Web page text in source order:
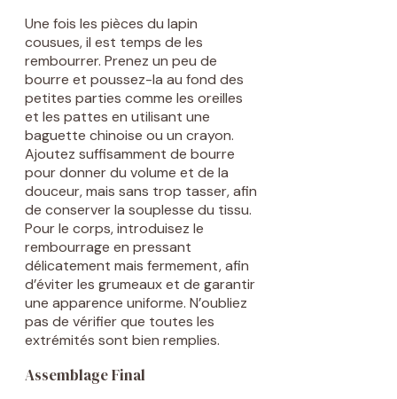
Une fois les pièces du lapin
cousues, il est temps de les
rembourrer. Prenez un peu de
bourre et poussez-la au fond des
petites parties comme les oreilles
et les pattes en utilisant une
baguette chinoise ou un crayon.
Ajoutez suffisamment de bourre
pour donner du volume et de la
douceur, mais sans trop tasser, afin
de conserver la souplesse du tissu.
Pour le corps, introduisez le
rembourrage en pressant
délicatement mais fermement, afin
d’éviter les grumeaux et de garantir
une apparence uniforme. N’oubliez
pas de vérifier que toutes les
extrémités sont bien remplies.
Assemblage Final